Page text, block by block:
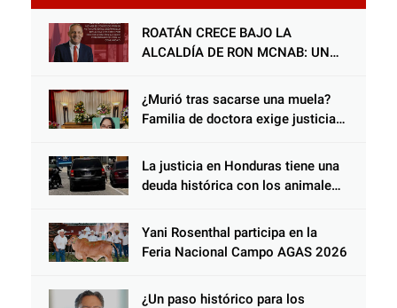
ROATÁN CRECE BAJO LA
ALCALDÍA DE RON MCNAB: UN
COMUNIDAD Y DEL PARTIDO
LIBERAL
¿Murió tras sacarse una muela?
Familia de doctora exige justicia
odontológica
La justicia en Honduras tiene una
deuda histórica con los animales,
peso de la ley al responsable de
Choloma es consolidar un Estado
que protege al verdugo y
Yani Rosenthal participa en la
Feria Nacional Campo AGAS 2026
¿Un paso histórico para los